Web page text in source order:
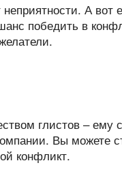
А вот
победить в
глистов – ему
Вы можете
конфликт.